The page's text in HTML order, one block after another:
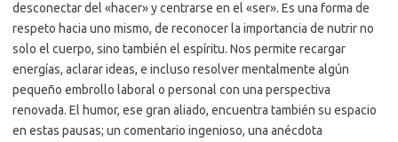
desconectar del «hacer» y centrarse en el «ser». Es una forma de
respeto hacia uno mismo, de reconocer la importancia de nutrir no
solo el cuerpo, sino también el espíritu. Nos permite recargar
energías, aclarar ideas, e incluso resolver mentalmente algún
pequeño embrollo laboral o personal con una perspectiva
renovada. El humor, ese gran aliado, encuentra también su espacio
en estas pausas; un comentario ingenioso, una anécdota